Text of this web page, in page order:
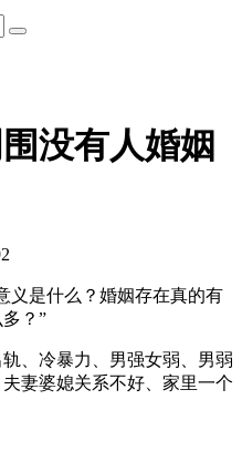
没有人婚姻
义是什么？婚姻存在真的有
？”
、冷暴力、男强女弱、男弱
妻婆媳关系不好、家里一个